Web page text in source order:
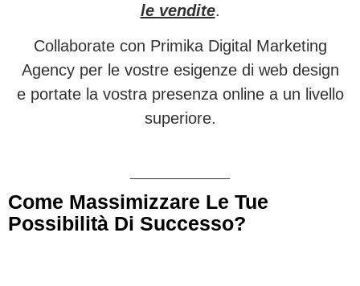
le vendite.
Collaborate con Primika Digital Marketing
Agency per le vostre esigenze di web design
e portate la vostra presenza online a un livello
superiore.
Come Massimizzare Le Tue
Possibilità Di Successo?